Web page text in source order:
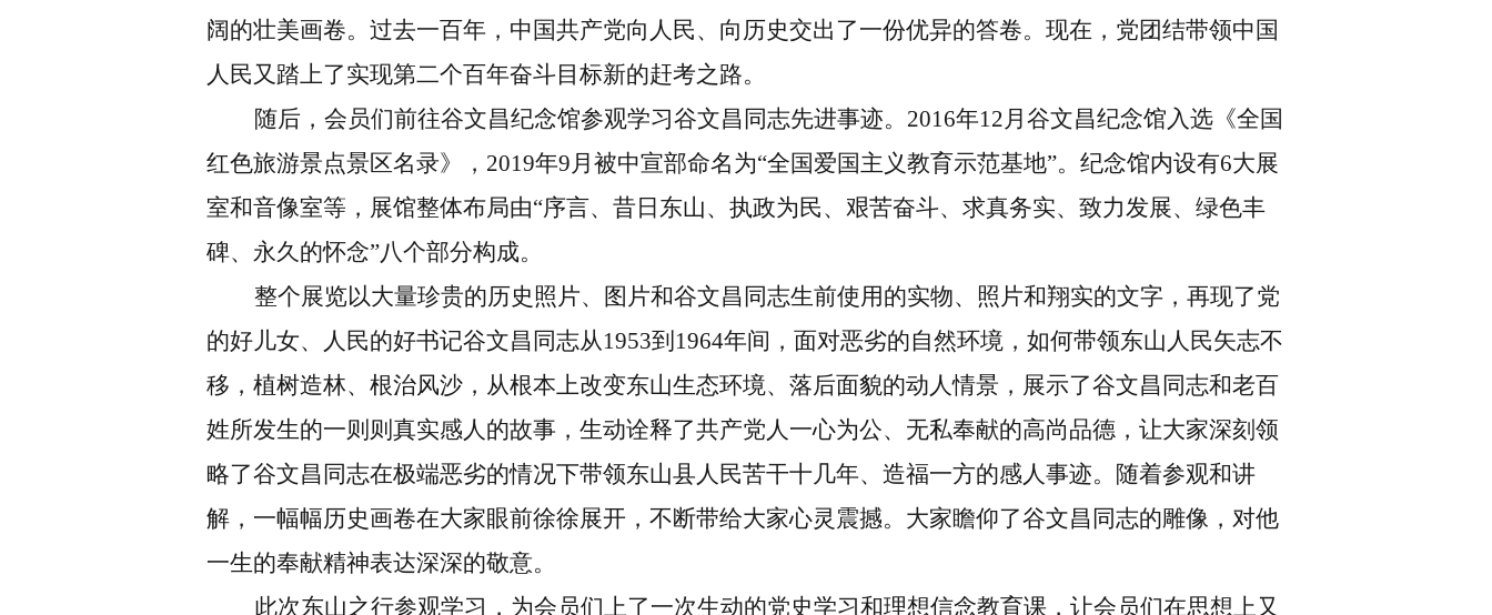
阔的壮美画卷。过去一百年，中国共产党向人民、向历史交出了一份优异的答卷。现在，党团结带领中国
人民又踏上了实现第二个百年奋斗目标新的赶考之路。
随后，会员们前往谷文昌纪念馆参观学习谷文昌同志先进事迹。 2016年12月谷文昌纪念馆入选《全国
红色旅游景点景区名录》， 2019年9月被中宣部命名为“全国爱国主义教育示范基地”。纪念馆内设有6大展
室和音像室等，展馆整体布局由“序言、昔日东山、执政为民、艰苦奋斗、求真务实、致力发展、绿色丰
碑、永久的怀念”八个部分构成。
整个展览以大量珍贵的历史照片、图片和谷文昌同志生前使用的实物、照片和翔实的文字，再现了党
的好儿女、人民的好书记谷文昌同志从1953到 1964年间，面对恶劣的自然环境，如何带领东山人民矢志不
移，植树造林、根治风沙，从根本上改变东山生态环境、落后面貌的动人情景，展示了谷文昌同志和老百
姓所发生的一则则真实感人的故事，生动诠释了共产党人一心为公、无私奉献的高尚品德，让大家深刻领
略了谷文昌同志在极端恶劣的情况下带领东山县人民苦干十几年、造福一方的感人事迹。随着参观和讲
解，一幅幅历史画卷在大家眼前徐徐展开，不断带给大家心灵震撼。大家瞻仰了谷文昌同志的雕像，对他
一生的奉献精神表达深深的敬意。
此次东山之行参观学习，为会员们上了一次生动的党史学习和理想信念教育课，让会员们在思想上又